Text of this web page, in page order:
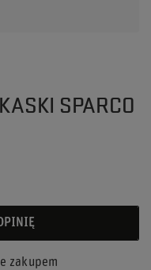
SPARCO
zakupem